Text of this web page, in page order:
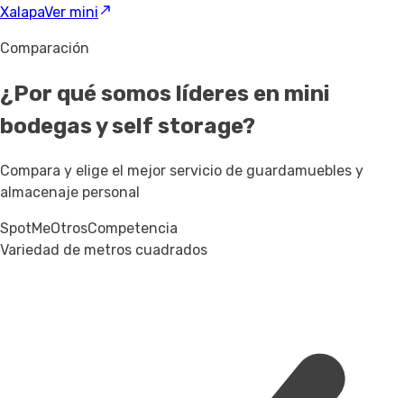
XalapaVer mini
Comparación
¿Por qué somos líderes en mini
bodegas y self storage?
Compara y elige el mejor servicio de guardamuebles y
almacenaje personal
SpotMeOtrosCompetencia
Variedad de metros cuadrados